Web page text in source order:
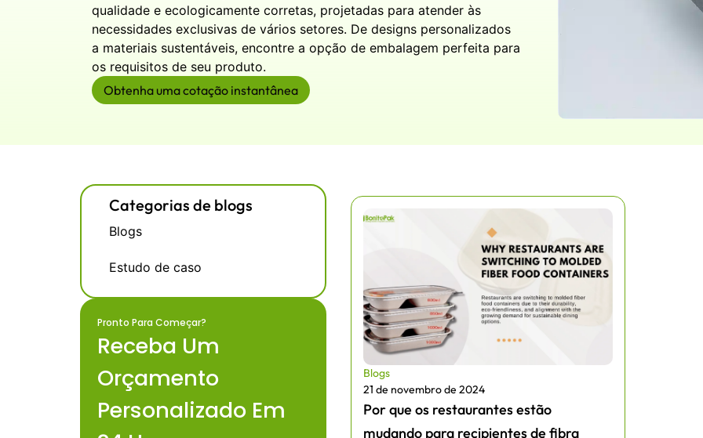
qualidade e ecologicamente corretas, projetadas para atender às
necessidades exclusivas de vários setores. De designs personalizados
a materiais sustentáveis, encontre a opção de embalagem perfeita para
os requisitos de seu produto.
Obtenha uma cotação instantânea
Categorias de blogs
Blogs
Estudo de caso
Pronto Para Começar?
Receba Um
Orçamento
Personalizado Em
Blogs
21 de novembro de 2024
Por que os restaurantes estão
mudando para recipientes de fibra